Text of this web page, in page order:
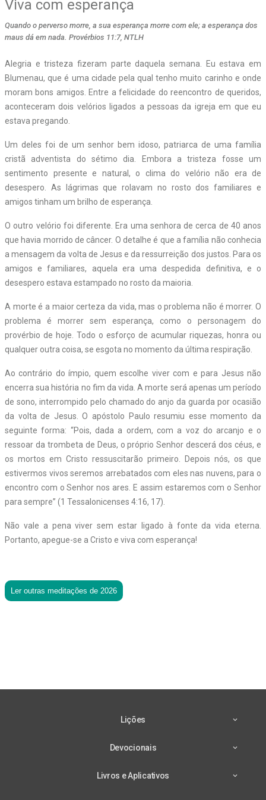
Viva com esperança
Quando o perverso morre, a sua esperança morre com ele; a esperança dos
maus dá em nada. Provérbios 11:7, NTLH
Alegria e tristeza fizeram parte daquela semana. Eu estava em
Blumenau, que é uma cidade pela qual tenho muito carinho e onde
moram bons amigos. Entre a felicidade do reencontro de queridos,
aconteceram dois velórios ligados a pessoas da igreja em que eu
estava pregando.
Um deles foi de um senhor bem idoso, patriarca de uma família
cristã adventista do sétimo dia. Embora a tristeza fosse um
sentimento presente e natural, o clima do velório não era de
desespero. As lágrimas que rolavam no rosto dos familiares e
amigos tinham um brilho de esperança.
O outro velório foi diferente. Era uma senhora de cerca de 40 anos
que havia morrido de câncer. O detalhe é que a família não conhecia
a mensagem da volta de Jesus e da ressurreição dos justos. Para os
amigos e familiares, aquela era uma despedida definitiva, e o
desespero estava estampado no rosto da maioria.
A morte é a maior certeza da vida, mas o problema não é morrer. O
problema é morrer sem esperança, como o personagem do
provérbio de hoje. Todo o esforço de acumular riquezas, honra ou
qualquer outra coisa, se esgota no momento da última respiração.
Ao contrário do ímpio, quem escolhe viver com e para Jesus não
encerra sua história no fim da vida. A morte será apenas um período
de sono, interrompido pelo chamado do anjo da guarda por ocasião
da volta de Jesus. O apóstolo Paulo resumiu esse momento da
seguinte forma: “Pois, dada a ordem, com a voz do arcanjo e o
ressoar da trombeta de Deus, o próprio Senhor descerá dos céus, e
os mortos em Cristo ressuscitarão primeiro. Depois nós, os que
estivermos vivos seremos arrebatados com eles nas nuvens, para o
encontro com o Senhor nos ares. E assim estaremos com o Senhor
para sempre” (1 Tessalonicenses 4:16, 17).
Não vale a pena viver sem estar ligado à fonte da vida eterna.
Portanto, apegue-se a Cristo e viva com esperança!
Ler outras meditações de 2026
Lições
Devocionais
Livros e Aplicativos